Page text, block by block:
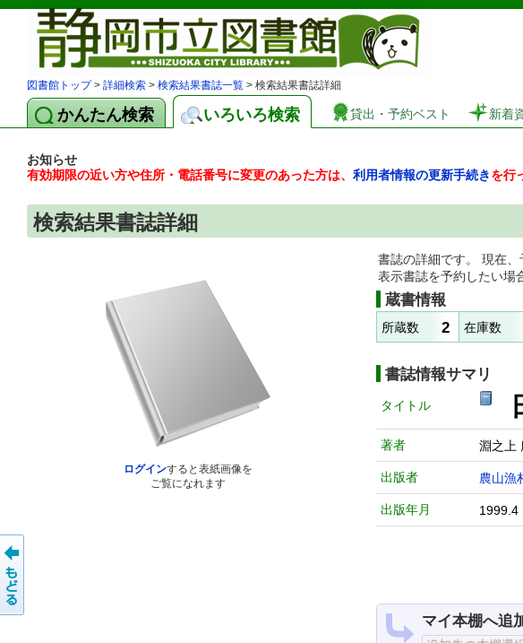
図書館 蔵書検
図書館トップ> 詳細検索 > 検索結果書誌一覧 > 検索結果書誌詳細
かんたん検索 いろいろ検索 貸出・予約ベスト 新着
お知らせ
有効期限の近い方や住所・電話番号に変更のあった方は、 利用者情報の更新手続きを行
検索結果書誌詳細
ログインすると表紙画像を
ご覧になれます
書誌の詳細です。 現在
表示書誌を予約したい場
蔵書情報
所蔵数 2 在庫数
書誌情報サマリ
タイトル
著者 淵之上
出版者 農山漁
出版年月 1999.4
マイ本棚へ追